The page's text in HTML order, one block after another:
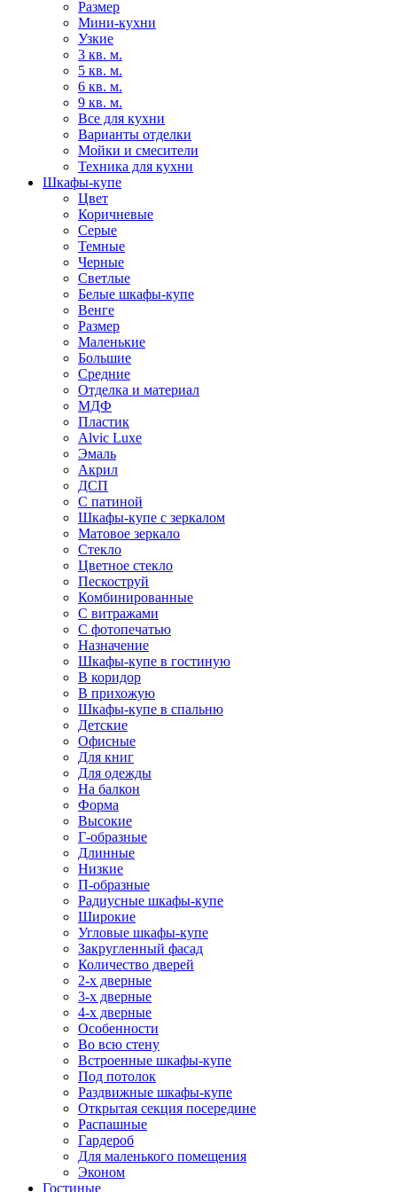
Размер
Мини-кухни
Узкие
3 кв. м.
5 кв. м.
6 кв. м.
9 кв. м.
Все для кухни
Варианты отделки
Мойки и смесители
Техника для кухни
Шкафы-купе
Цвет
Коричневые
Серые
Темные
Черные
Светлые
Белые шкафы-купе
Венге
Размер
Маленькие
Большие
Средние
Отделка и материал
МДФ
Пластик
Alvic Luxe
Эмаль
Акрил
ДСП
С патиной
Шкафы-купе с зеркалом
Матовое зеркало
Стекло
Цветное стекло
Пескоструй
Комбинированные
С витражами
С фотопечатью
Назначение
Шкафы-купе в гостиную
В коридор
В прихожую
Шкафы-купе в спальню
Детские
Офисные
Для книг
Для одежды
На балкон
Форма
Высокие
Г-образные
Длинные
Низкие
П-образные
Радиусные шкафы-купе
Широкие
Угловые шкафы-купе
Закругленный фасад
Количество дверей
2-х дверные
3-х дверные
4-х дверные
Особенности
Во всю стену
Встроенные шкафы-купе
Под потолок
Раздвижные шкафы-купе
Открытая секция посередине
Распашные
Гардероб
Для маленького помещения
Эконом
Гостиные